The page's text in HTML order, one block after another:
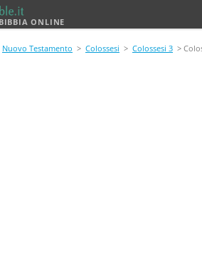
ONLINE
Nuovo Testamento > Colossesi > Colossesi 3 >